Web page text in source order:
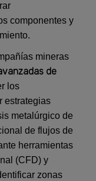
componentes y
mineras
de
los
estrategias
metalúrgico de
de flujos de
herramientas
(CFD) y
zonas